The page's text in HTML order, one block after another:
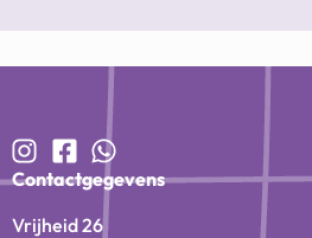
Contactgegevens
Vrijheid 26